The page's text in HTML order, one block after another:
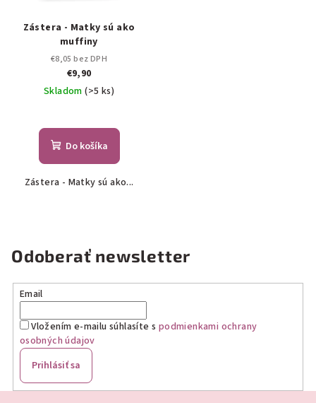
Zástera - Matky sú ako
muffiny
€8,05 bez DPH
€9,90
Skladom(>5 ks)
Do košíka
Zástera - Matky sú ako...
Odoberať newsletter
Email
Vložením e-mailu súhlasíte s podmienkami ochrany
osobných údajov
Prihlásiť sa